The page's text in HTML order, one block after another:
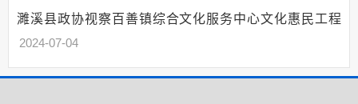
财政专项资金清单
村级公益事业建设
农村部分计划生育
濉溪县政协视察百善镇综合文化服务中心文化惠民工程
2024-07-04